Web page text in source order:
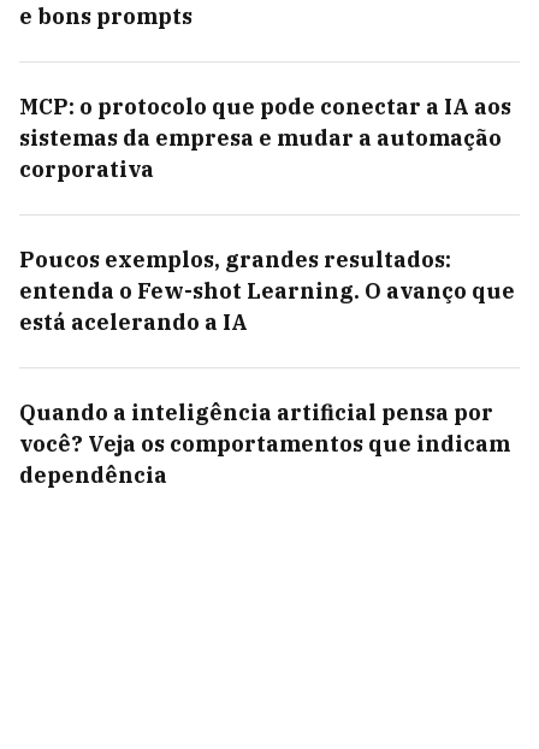
e bons prompts
MCP: o protocolo que pode conectar a IA aos
sistemas da empresa e mudar a automação
corporativa
Poucos exemplos, grandes resultados:
entenda o Few-shot Learning. O avanço que
está acelerando a IA
Quando a inteligência artificial pensa por
você? Veja os comportamentos que indicam
dependência